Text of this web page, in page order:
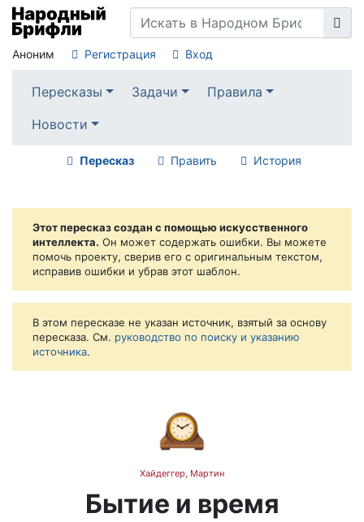
Аноним Регистрация Вход
Пересказы Задачи
Правила
Новости
Пересказ Править История
Этот пересказ создан с помощью искусственного
интеллекта. Он может содержать ошибки. Вы можете
помочь проекту, сверив его с оригинальным текстом,
исправив ошибки и убрав этот шаблон.
В этом пересказе не указан источник, взятый за основу
пересказа. См. руководство по поиску и указанию
источника.
🕰️
Хайдеггер, Мартин
Бытие и время